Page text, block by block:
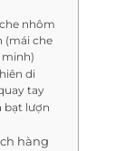
nhôm
(mái che
di
tay
bạt lượn
hàng